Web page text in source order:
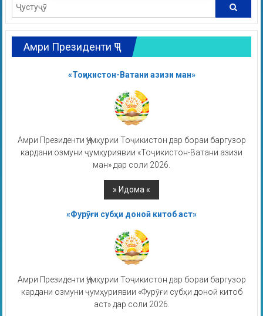
Амри Президенти ҶТ
«Тоҷикистон-Ватани азизи ман»
Амри Президенти Ҷумҳурии Тоҷикистон дар бораи баргузор
кардани озмуни ҷумҳуриявии «Тоҷикистон-Ватани азизи
ман» дар соли 2026.
«Фурӯғи субҳи доноӣ китоб аст»
Амри Президенти Ҷумҳурии Тоҷикистон дар бораи баргузор
кардани озмуни ҷумҳуриявии «Фурӯғи субҳи доноӣ китоб
аст» дар соли 2026.